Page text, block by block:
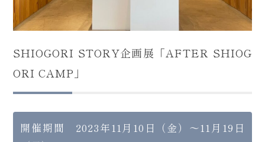
SHIOGORI STORY企画展「AFTER SHIOG
ORI CAMP」
開催期間 2023年11月10日（金）～11月19日